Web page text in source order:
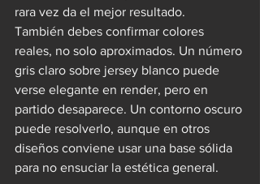
rara vez da el mejor resultado.
También debes confirmar colores
reales, no solo aproximados. Un número
gris claro sobre jersey blanco puede
verse elegante en render, pero en
partido desaparece. Un contorno oscuro
puede resolverlo, aunque en otros
diseños conviene usar una base sólida
para no ensuciar la estética general.